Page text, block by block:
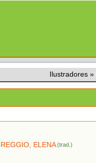
Ilustradores »
ELENA(trad.)